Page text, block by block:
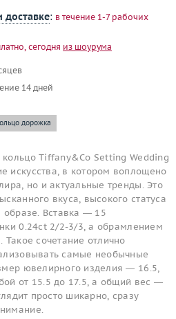
доставке: в течение 1-7 рабочих
сегодня из шоурума
14 дней
дорожка
Tiffany&Co Setting Wedding
искусства, в котором воплощено
но и актуальные тренды. Это
вкуса, высокого статуса
образе. Вставка — 15
0.24ct 2/2-3/3, а обрамлением
сочетание отлично
самые необычные
ювелирного изделия — 16.5,
от 15.5 до 17.5, а общий вес —
просто шикарно, сразу